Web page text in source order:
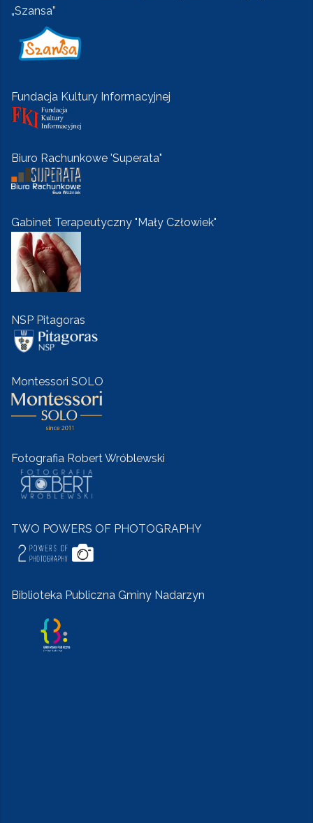
„Szansa”
Fundacja Kultury Informacyjnej
Biuro Rachunkowe 'Superata"
Gabinet Terapeutyczny "Mały Człowiek"
NSP Pitagoras
Montessori SOLO
Fotografia Robert Wróblewski
TWO POWERS OF PHOTOGRAPHY
Biblioteka Publiczna Gminy Nadarzyn